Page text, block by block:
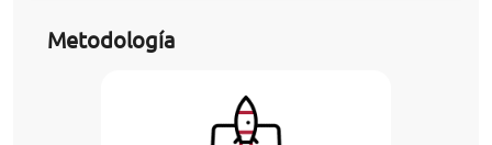
Metodología